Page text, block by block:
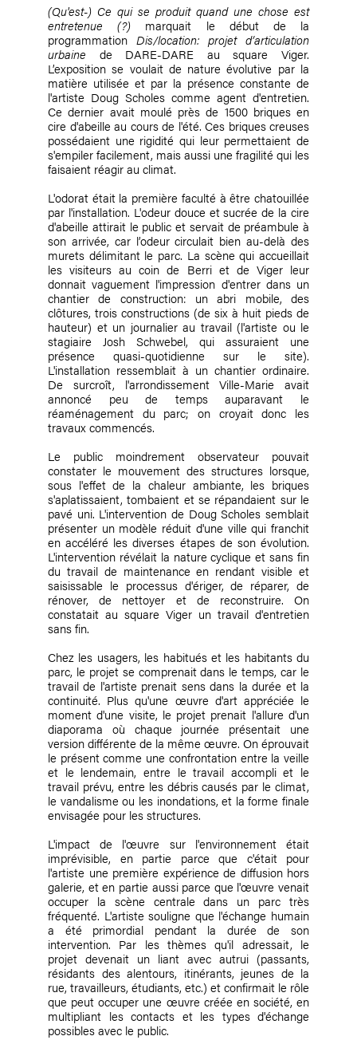
(Qu'est-) Ce qui se produit quand une chose est
entretenue (?) marquait le début de la
programmation Dis/location: projet d’articulation
urbaine de DARE-DARE au square Viger.
L’exposition se voulait de nature évolutive par la
matière utilisée et par la présence constante de
l'artiste Doug Scholes comme agent d'entretien.
Ce dernier avait moulé près de 1500 briques en
cire d'abeille au cours de l'été. Ces briques creuses
possédaient une rigidité qui leur permettaient de
s'empiler facilement, mais aussi une fragilité qui les
faisaient réagir au climat.
L'odorat était la première faculté à être chatouillée
par l'installation. L'odeur douce et sucrée de la cire
d'abeille attirait le public et servait de préambule à
son arrivée, car l’odeur circulait bien au-delà des
murets délimitant le parc. La scène qui accueillait
les visiteurs au coin de Berri et de Viger leur
donnait vaguement l'impression d'entrer dans un
chantier de construction: un abri mobile, des
clôtures, trois constructions (de six à huit pieds de
hauteur) et un journalier au travail (l'artiste ou le
stagiaire Josh Schwebel, qui assuraient une
présence quasi-quotidienne sur le site).
L'installation ressemblait à un chantier ordinaire.
De surcroît, l'arrondissement Ville-Marie avait
annoncé peu de temps auparavant le
réaménagement du parc; on croyait donc les
travaux commencés.
Le public moindrement observateur pouvait
constater le mouvement des structures lorsque,
sous l'effet de la chaleur ambiante, les briques
s'aplatissaient, tombaient et se répandaient sur le
pavé uni. L'intervention de Doug Scholes semblait
présenter un modèle réduit d'une ville qui franchit
en accéléré les diverses étapes de son évolution.
L'intervention révélait la nature cyclique et sans fin
du travail de maintenance en rendant visible et
saisissable le processus d'ériger, de réparer, de
rénover, de nettoyer et de reconstruire. On
constatait au square Viger un travail d'entretien
sans fin.
Chez les usagers, les habitués et les habitants du
parc, le projet se comprenait dans le temps, car le
travail de l'artiste prenait sens dans la durée et la
continuité. Plus qu'une œuvre d'art appréciée le
moment d'une visite, le projet prenait l'allure d'un
diaporama où chaque journée présentait une
version différente de la même œuvre. On éprouvait
le présent comme une confrontation entre la veille
et le lendemain, entre le travail accompli et le
travail prévu, entre les débris causés par le climat,
le vandalisme ou les inondations, et la forme finale
envisagée pour les structures.
L'impact de l'œuvre sur l'environnement était
imprévisible, en partie parce que c'était pour
l'artiste une première expérience de diffusion hors
galerie, et en partie aussi parce que l'œuvre venait
occuper la scène centrale dans un parc très
fréquenté. L'artiste souligne que l'échange humain
a été primordial pendant la durée de son
intervention. Par les thèmes qu'il adressait, le
projet devenait un liant avec autrui (passants,
résidants des alentours, itinérants, jeunes de la
rue, travailleurs, étudiants, etc.) et confirmait le rôle
que peut occuper une œuvre créée en société, en
multipliant les contacts et les types d'échange
possibles avec le public.